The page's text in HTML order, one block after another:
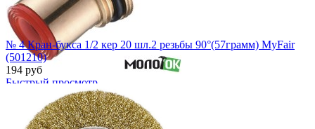
Быстрый просмотр
№ 4 Кран-букса 1/2 кер 20 шл.2 резьбы 90°(57грамм) MyFair
(501210)
194 руб